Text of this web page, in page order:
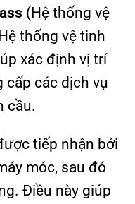
(Hệ thống vệ
thống vệ tinh
xác định vị trí
cấp các dịch vụ
cầu.
tiếp nhận bởi
móc, sau đó
Điều này giúp